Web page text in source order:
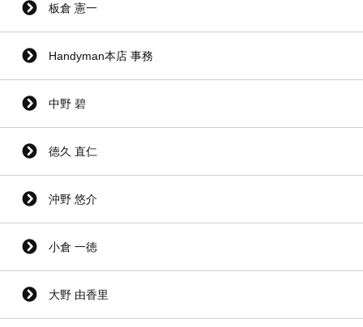
板倉 憲一
Handyman本店 事務
中野 碧
徳久 直仁
沖野 悠介
小倉 一徳
大野 由香里